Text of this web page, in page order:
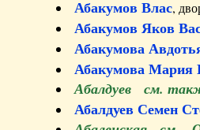
Абакумов Влас,
Абакумов Яков
Абакумова
Абакумова Мария
Абалдуев см.
Абалдуев Семен